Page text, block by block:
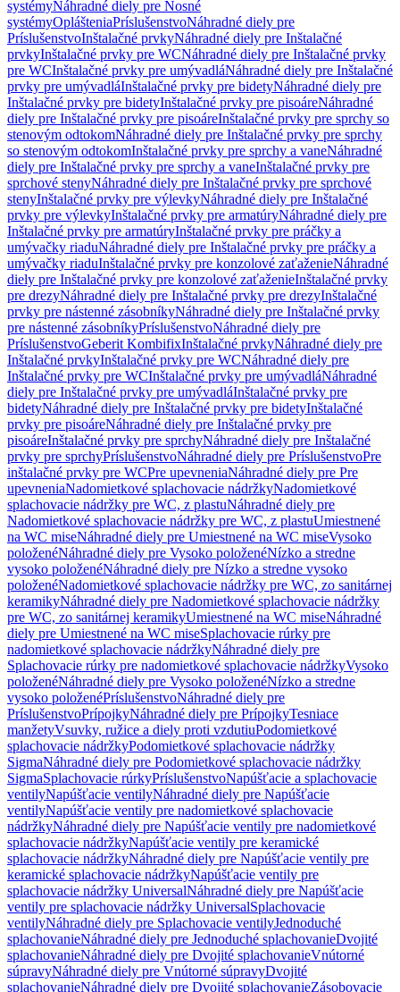
systémyNáhradné diely pre Nosné
systémyOplášteniaPríslušenstvoNáhradné diely pre
PríslušenstvoInštalačné prvkyNáhradné diely pre Inštalačné
prvkyInštalačné prvky pre WCNáhradné diely pre Inštalačné prvky
pre WCInštalačné prvky pre umývadláNáhradné diely pre Inštalačné
prvky pre umývadláInštalačné prvky pre bidetyNáhradné diely pre
Inštalačné prvky pre bidetyInštalačné prvky pre pisoáreNáhradné
diely pre Inštalačné prvky pre pisoáreInštalačné prvky pre sprchy so
stenovým odtokomNáhradné diely pre Inštalačné prvky pre sprchy
so stenovým odtokomInštalačné prvky pre sprchy a vaneNáhradné
diely pre Inštalačné prvky pre sprchy a vaneInštalačné prvky pre
sprchové stenyNáhradné diely pre Inštalačné prvky pre sprchové
stenyInštalačné prvky pre výlevkyNáhradné diely pre Inštalačné
prvky pre výlevkyInštalačné prvky pre armatúryNáhradné diely pre
Inštalačné prvky pre armatúryInštalačné prvky pre práčky a
umývačky riaduNáhradné diely pre Inštalačné prvky pre práčky a
umývačky riaduInštalačné prvky pre konzolové zaťaženieNáhradné
diely pre Inštalačné prvky pre konzolové zaťaženieInštalačné prvky
pre drezyNáhradné diely pre Inštalačné prvky pre drezyInštalačné
prvky pre nástenné zásobníkyNáhradné diely pre Inštalačné prvky
pre nástenné zásobníkyPríslušenstvoNáhradné diely pre
PríslušenstvoGeberit KombifixInštalačné prvkyNáhradné diely pre
Inštalačné prvkyInštalačné prvky pre WCNáhradné diely pre
Inštalačné prvky pre WCInštalačné prvky pre umývadláNáhradné
diely pre Inštalačné prvky pre umývadláInštalačné prvky pre
bidetyNáhradné diely pre Inštalačné prvky pre bidetyInštalačné
prvky pre pisoáreNáhradné diely pre Inštalačné prvky pre
pisoáreInštalačné prvky pre sprchyNáhradné diely pre Inštalačné
prvky pre sprchyPríslušenstvoNáhradné diely pre PríslušenstvoPre
inštalačné prvky pre WCPre upevneniaNáhradné diely pre Pre
upevneniaNadomietkové splachovacie nádržkyNadomietkové
splachovacie nádržky pre WC, z plastuNáhradné diely pre
Nadomietkové splachovacie nádržky pre WC, z plastuUmiestnené
na WC miseNáhradné diely pre Umiestnené na WC miseVysoko
položenéNáhradné diely pre Vysoko položenéNízko a stredne
vysoko položenéNáhradné diely pre Nízko a stredne vysoko
položenéNadomietkové splachovacie nádržky pre WC, zo sanitárnej
keramikyNáhradné diely pre Nadomietkové splachovacie nádržky
pre WC, zo sanitárnej keramikyUmiestnené na WC miseNáhradné
diely pre Umiestnené na WC miseSplachovacie rúrky pre
nadomietkové splachovacie nádržkyNáhradné diely pre
Splachovacie rúrky pre nadomietkové splachovacie nádržkyVysoko
položenéNáhradné diely pre Vysoko položenéNízko a stredne
vysoko položenéPríslušenstvoNáhradné diely pre
PríslušenstvoPrípojkyNáhradné diely pre PrípojkyTesniace
manžetyVsuvky, ružice a diely proti vzdutiuPodomietkové
splachovacie nádržkyPodomietkové splachovacie nádržky
SigmaNáhradné diely pre Podomietkové splachovacie nádržky
SigmaSplachovacie rúrkyPríslušenstvoNapúšťacie a splachovacie
ventilyNapúšťacie ventilyNáhradné diely pre Napúšťacie
ventilyNapúšťacie ventily pre nadomietkové splachovacie
nádržkyNáhradné diely pre Napúšťacie ventily pre nadomietkové
splachovacie nádržkyNapúšťacie ventily pre keramické
splachovacie nádržkyNáhradné diely pre Napúšťacie ventily pre
keramické splachovacie nádržkyNapúšťacie ventily pre
splachovacie nádržky UniversalNáhradné diely pre Napúšťacie
ventily pre splachovacie nádržky UniversalSplachovacie
ventilyNáhradné diely pre Splachovacie ventilyJednoduché
splachovanieNáhradné diely pre Jednoduché splachovanieDvojité
splachovanieNáhradné diely pre Dvojité splachovanieVnútorné
súpravyNáhradné diely pre Vnútorné súpravyDvojité
splachovanieNáhradné diely pre Dvojité splachovanieZásobovacie